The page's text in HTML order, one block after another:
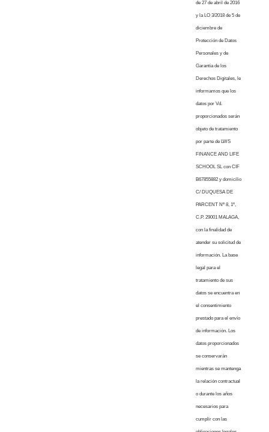
de 27 de abril de 2016
y la LO 3/2018 de 5 de
diciembre de
Protección de Datos
Personales y de
Garantía de los
Derechos Digitales, le
informamos que los
datos por Vd.
proporcionados serán
objeto de tratamiento
por parte de LWS
FINANCE AND LIFE
SCHOOL SL con CIF
B67855882 y domicilio
C/ DUQUESA DE
PARCENT Nº 8, 1º,
C.P. 29001 MALAGA,
con la finalidad de
atender su solicitud de
información. La base
legal para el
tratamiento de sus
datos se encuentra en
el consentimiento
prestado para el envío
de información. Los
datos proporcionados
se conservarán
mientras se mantenga
la relación contractual
o durante los años
necesarios para
cumplir con las